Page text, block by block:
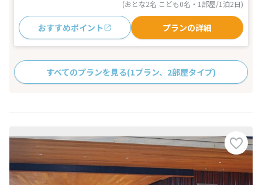
(おとな2名 こども0名・1部屋/1泊2日)
おすすめポイント プランの詳細
すべてのプランを見る(1プラン、2部屋タイプ)